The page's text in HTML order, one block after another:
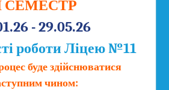
СЕМЕСТР
- 29.05.26
роботи Ліцею №11
буде здійснюватися
чином: